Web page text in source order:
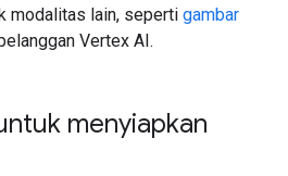
modalitas lain, seperti gambar
Vertex AI.
menyiapkan